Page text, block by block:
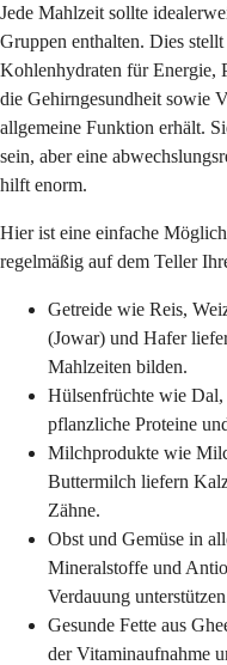
Jede Mahlzeit sollte
Gruppen enthalten. Dies
Kohlenhydraten für Energie,
die Gehirngesundheit sowie
allgemeine Funktion erhält.
sein, aber eine
hilft enorm.
Hier ist eine einfache
regelmäßig auf dem Teller
Getreide wie Reis,
(Jowar) und Hafer
Mahlzeiten bilden.
Hülsenfrüchte wie
pflanzliche Proteine
Milchprodukte wie
Buttermilch liefern
Zähne.
Obst und Gemüse in
Mineralstoffe und
Verdauung
Gesunde Fette aus
der Vitaminaufnahme